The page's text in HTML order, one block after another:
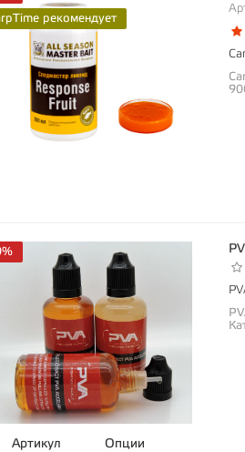
рекомендует
Артикул Опции